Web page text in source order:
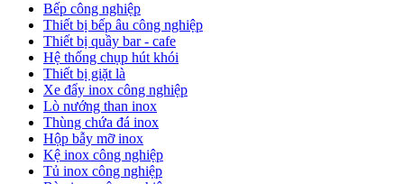
Bếp công nghiệp
Thiết bị bếp âu công nghiệp
Thiết bị quầy bar - cafe
Hệ thống chụp hút khói
Thiết bị giặt là
Xe đẩy inox công nghiệp
Lò nướng than inox
Thùng chứa đá inox
Hộp bẫy mỡ inox
Kệ inox công nghiệp
Tủ inox công nghiệp